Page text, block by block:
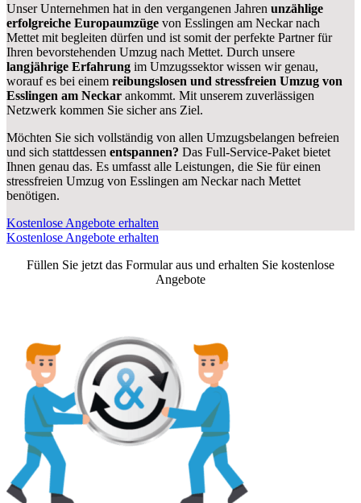
Unser Unternehmen hat in den vergangenen Jahren unzählige
erfolgreiche Europaumzüge von Esslingen am Neckar nach
Mettet mit begleiten dürfen und ist somit der perfekte Partner für
Ihren bevorstehenden Umzug nach Mettet. Durch unsere
langjährige Erfahrung im Umzugssektor wissen wir genau,
worauf es bei einem reibungslosen und stressfreien Umzug von
Esslingen am Neckar ankommt. Mit unserem zuverlässigen
Netzwerk kommen Sie sicher ans Ziel.
Möchten Sie sich vollständig von allen Umzugsbelangen befreien
und sich stattdessen entspannen? Das Full-Service-Paket bietet
Ihnen genau das. Es umfasst alle Leistungen, die Sie für einen
stressfreien Umzug von Esslingen am Neckar nach Mettet
benötigen.
Kostenlose Angebote erhalten
Kostenlose Angebote erhalten
Füllen Sie jetzt das Formular aus und erhalten Sie kostenlose
Angebote